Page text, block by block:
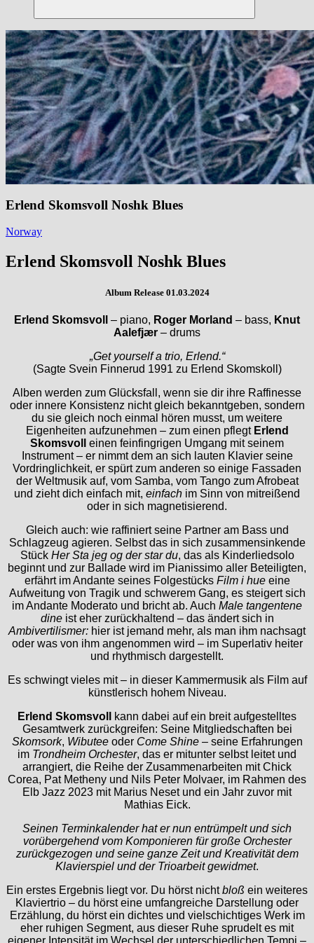
Suchen
Erlend Skomsvoll Noshk Blues
Norway
Erlend Skomsvoll Noshk Blues
Album Release 01.03.2024
Erlend Skomsvoll – piano, Roger Morland – bass, Knut
Aalefjær – drums
„Get yourself a trio, Erlend.“
(Sagte Svein Finnerud 1991 zu Erlend Skomskoll)
Alben werden zum Glücksfall, wenn sie dir ihre Raffinesse
oder innere Konsistenz nicht gleich bekanntgeben, sondern
du sie gleich noch einmal hören musst, um weitere
Eigenheiten aufzunehmen – zum einen pflegt Erlend
Skomsvoll
einen feinfingrigen Umgang mit seinem
Instrument – er nimmt dem an sich lauten Klavier seine
Vordringlichkeit, er spürt zum anderen so einige Fassaden
der Weltmusik auf, vom Samba, vom Tango zum Afrobeat
und zieht dich einfach mit, einfach im Sinn von mitreißend
oder in sich magnetisierend.
Gleich auch: wie raffiniert seine Partner am Bass und
Schlagzeug agieren. Selbst das in sich zusammensinkende
Stück Her Sta jeg og der star du, das als Kinderliedsolo
beginnt und zur Ballade wird im Pianissimo aller Beteiligten,
erfährt im Andante seines Folgestücks Film i hueeine
Aufweitung von Tragik und schwerem Gang, es steigert sich
im Andante Moderato und bricht ab. Auch Male tangentene
dineist eher zurückhaltend – das ändert sich in
Ambivertilismer: hier ist jemand mehr, als man ihm nachsagt
oder was von ihm angenommen wird – im Superlativ heiter
und rhythmisch dargestellt.
Es schwingt vieles mit – in dieser Kammermusik als Film auf
künstlerisch hohem Niveau.
Erlend Skomsvoll
kann dabei auf ein breit aufgestelltes
Gesamtwerk zurückgreifen: Seine Mitgliedschaften bei
Skomsork, Wibuteeoder Come Shine– seine Erfahrungen
im Trondheim Orchester, das er mitunter selbst leitet und
arrangiert, die Reihe der Zusammenarbeiten mit Chick
Corea, Pat Metheny und Nils Peter Molvaer, im Rahmen des
Elb Jazz 2023 mit Marius Neset und ein Jahr zuvor mit
Mathias Eick.
Seinen Terminkalender hat er nun entrümpelt und sich
vorübergehend vom Komponieren für große Orchester
zurückgezogen und seine ganze Zeit und Kreativität dem
Klavierspiel und der Trioarbeit gewidmet.
Ein erstes Ergebnis liegt vor. Du hörst nichtbloß ein weiteres
Klaviertrio – du hörst eine umfangreiche Darstellung oder
Erzählung, du hörst ein dichtes und vielschichtiges Werk im
eher ruhigen Segment, aus dieser Ruhe sprudelt es mit
eigener Intensität im Wechsel der unterschiedlichen Tempi –